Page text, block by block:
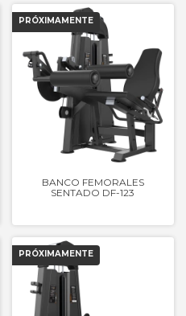
BANCO FEMORALES
SENTADO DF-123